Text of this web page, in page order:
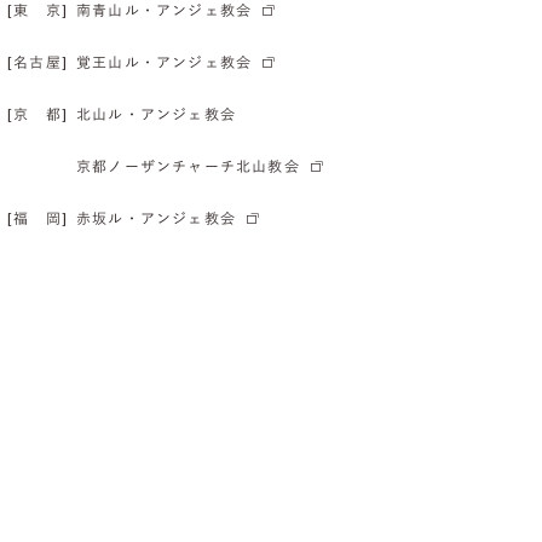
[東 京] 南青山ル・アンジェ教会
[名古屋] 覚王山ル・アンジェ教会
[京 都] 北山ル・アンジェ教会
京都ノーザンチャーチ北山教会
[福 岡] 赤坂ル・アンジェ教会